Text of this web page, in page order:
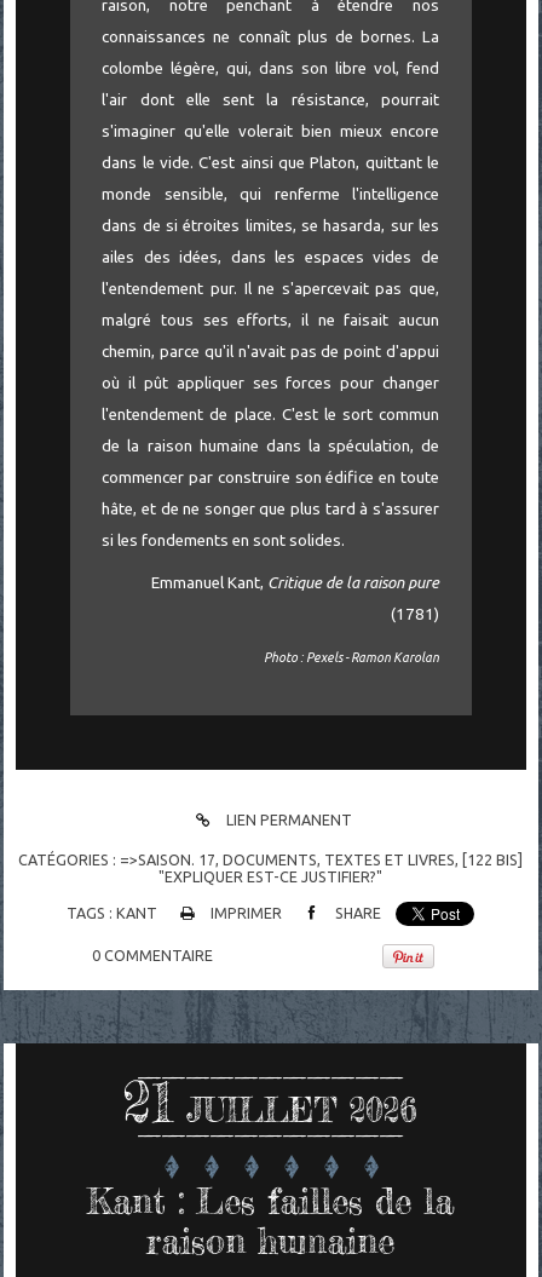
raison, notre penchant à étendre nos
connaissances ne connaît plus de bornes. La
colombe légère, qui, dans son libre vol, fend
l'air dont elle sent la résistance, pourrait
s'imaginer qu'elle volerait bien mieux encore
dans le vide. C'est ainsi que Platon, quittant le
monde sensible, qui renferme l'intelligence
dans de si étroites limites, se hasarda, sur les
ailes des idées, dans les espaces vides de
l'entendement pur. Il ne s'apercevait pas que,
malgré tous ses efforts, il ne faisait aucun
chemin, parce qu'il n'avait pas de point d'appui
où il pût appliquer ses forces pour changer
l'entendement de place. C'est le sort commun
de la raison humaine dans la spéculation, de
commencer par construire son édifice en toute
hâte, et de ne songer que plus tard à s'assurer
si les fondements en sont solides.
Emmanuel Kant, Critique de la raison pure
(1781)
Photo : Pexels - Ramon Karolan
LIEN PERMANENT
CATÉGORIES : =>SAISON. 17 ,DOCUMENTS TEXTES ET LIVRES
[122 BIS]
"EXPLIQUER EST-CE JUSTIFIER?"
TAGS :KANT IMPRIMER SHARE
0 COMMENTAIRE
21 JUILLET 2026
Kant : Les failles de la
raison humaine